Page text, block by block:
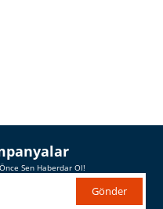
Sen Haberdar Ol!
Gönder